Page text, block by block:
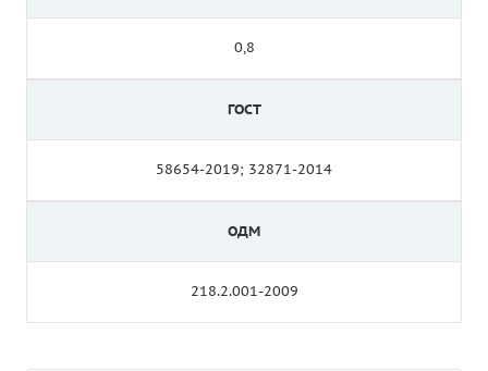
0,8
ГОСТ
58654-2019; 32871-2014
ОДМ
218.2.001-2009